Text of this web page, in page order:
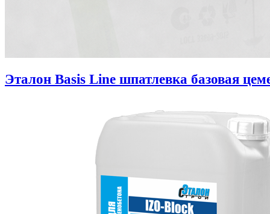
Эталон Basis Line шпатлевка базовая